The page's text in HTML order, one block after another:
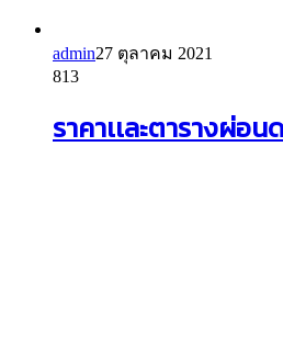
admin27 ตุลาคม 2021
813
ราคาเเละตารางผ่อ